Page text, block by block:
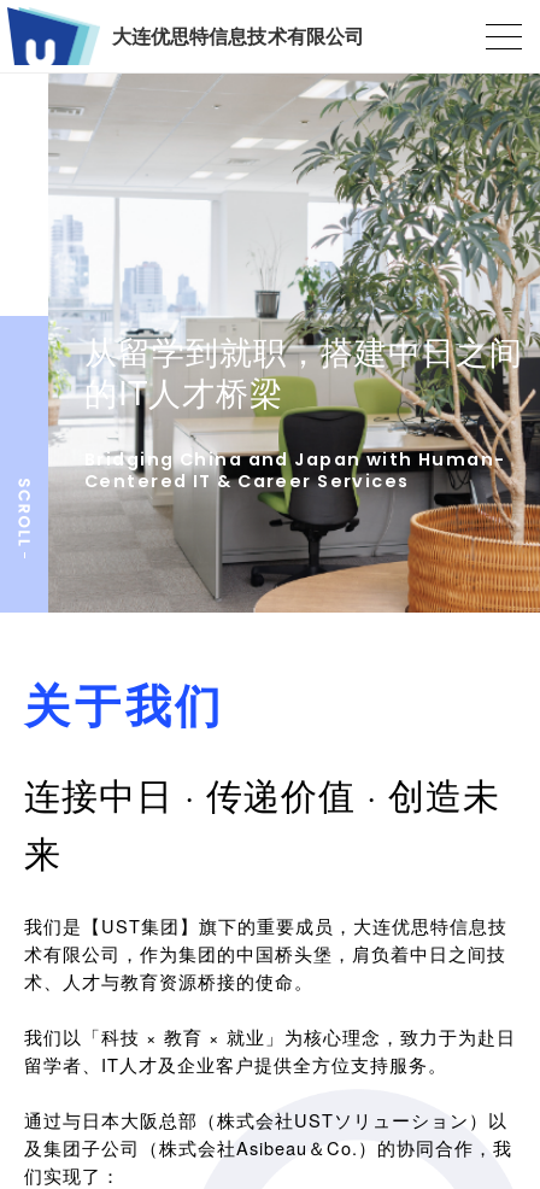
大连优思特信息技术有限公司
从留学到就职，搭建中日之间
的IT人才桥梁
Bridging China and Japan with Human-
Centered IT & Career Services
关于我们
连接中日 · 传递价值 · 创造未
来
我们是【UST集团】旗下的重要成员，大连优思特信息技
术有限公司，作为集团的中国桥头堡，肩负着中日之间技
术、人才与教育资源桥接的使命。
我们以「科技 × 教育 × 就业」为核心理念，致力于为赴日
留学者、IT人才及企业客户提供全方位支持服务。
通过与日本大阪总部（株式会社USTソリューション）以
及集团子公司（株式会社Asibeau＆Co.）的协同合作，我
们实现了：